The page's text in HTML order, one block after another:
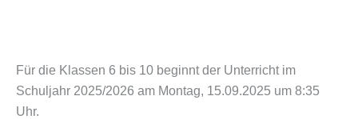
Für die Klassen 6 bis 10 beginnt der Unterricht im
Schuljahr 2025/2026 am Montag, 15.09.2025 um 8:35
Uhr.